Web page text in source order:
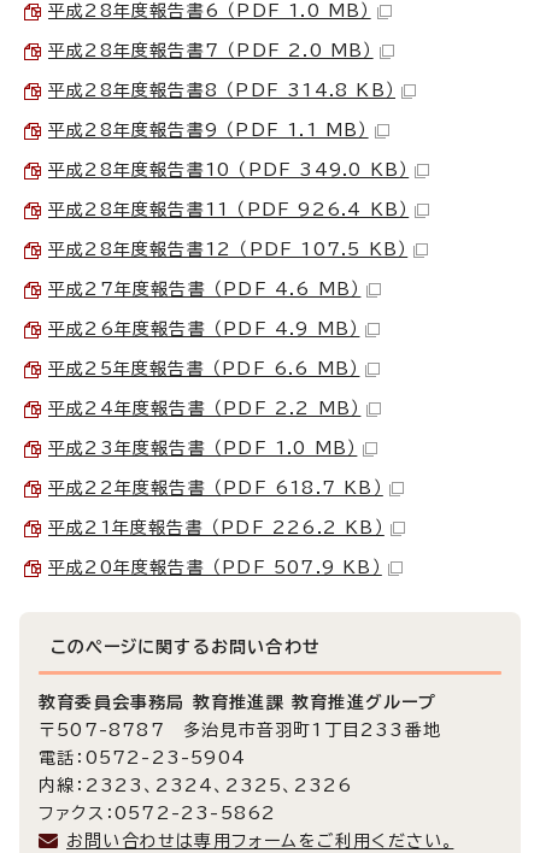
平成28年度報告書6 （PDF 1.0 MB）
平成28年度報告書7 （PDF 2.0 MB）
平成28年度報告書8 （PDF 314.8 KB）
平成28年度報告書9 （PDF 1.1 MB）
平成28年度報告書10 （PDF 349.0 KB）
平成28年度報告書11 （PDF 926.4 KB）
平成28年度報告書12 （PDF 107.5 KB）
平成27年度報告書 （PDF 4.6 MB）
平成26年度報告書 （PDF 4.9 MB）
平成25年度報告書 （PDF 6.6 MB）
平成24年度報告書 （PDF 2.2 MB）
平成23年度報告書 （PDF 1.0 MB）
平成22年度報告書 （PDF 618.7 KB）
平成21年度報告書 （PDF 226.2 KB）
平成20年度報告書 （PDF 507.9 KB）
このページに関する お問い合わせ
教育委員会事務局 教育推進課 教育推進グループ
〒507-8787 多治見市音羽町1丁目233番地
電話：0572-23-5904
内線：2323、2324、2325、2326
ファクス：0572-23-5862
お問い合わせは専用フォームをご利用ください。